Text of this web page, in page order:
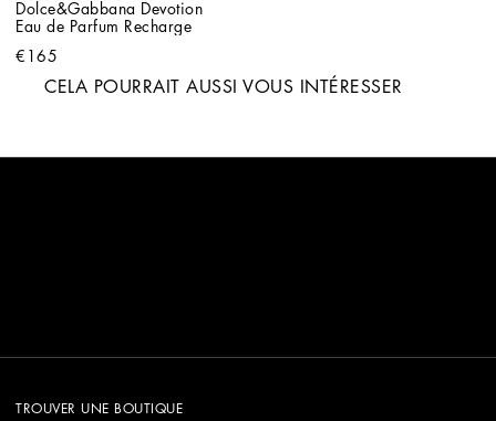
Dolce&Gabbana Devotion
Eau de Parfum Recharge
€165
CELA POURRAIT AUSSI VOUS INTÉRESSER
TROUVER UNE BOUTIQUE